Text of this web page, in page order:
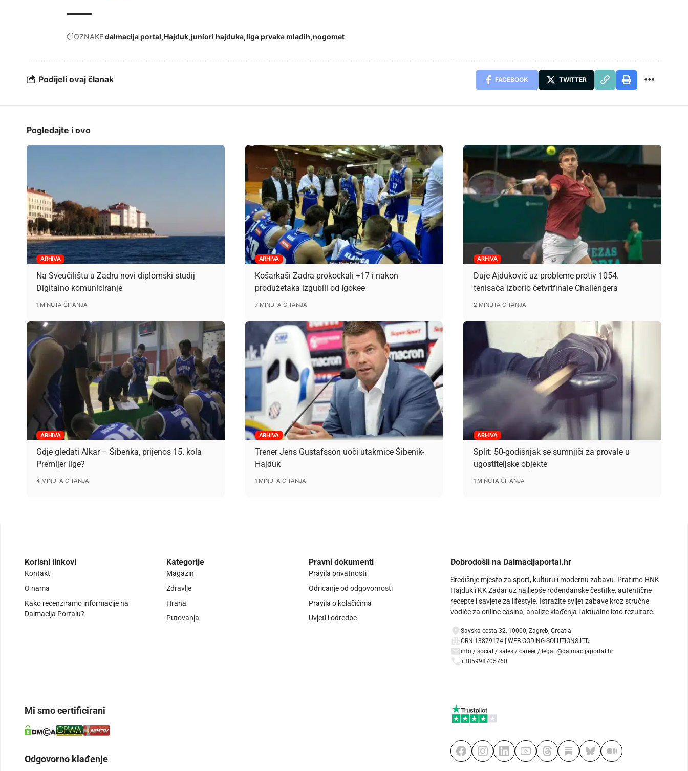
OZNAKEdalmacija portal Hajduk juniori hajduka liga prvaka mladih nogomet
Podijeli ovaj članak FACEBOOK TWITTER
Pogledajte i ovo
ARHIVA
Na Sveučilištu u Zadru novi diplomski studij
Digitalno komuniciranje
1 MINUTA ČITANJA
ARHIVA
Košarkaši Zadra prokockali +17 i nakon
produžetaka izgubili od Igokee
7 MINUTA ČITANJA
ARHIVA
Duje Ajduković uz probleme protiv 1054.
tenisača izborio četvrtfinale Challengera
2 MINUTA ČITANJA
ARHIVA
Gdje gledati Alkar – Šibenka, prijenos 15. kola
Premijer lige?
4 MINUTA ČITANJA
ARHIVA
Trener Jens Gustafsson uoči utakmice Šibenik-
Hajduk
1 MINUTA ČITANJA
ARHIVA
Split: 50-godišnjak se sumnjiči za provale u
ugostiteljske objekte
1 MINUTA ČITANJA
Korisni linkovi
Kontakt
O nama
Kako recenziramo informacije na
Dalmacija Portalu?
Kategorije
Magazin
Zdravlje
Hrana
Putovanja
Pravni dokumenti
Pravila privatnosti
Odricanje od odgovornosti
Pravila o kolačićima
Uvjeti i odredbe
Dobrodošli na Dalmacijaportal.hr
Središnje mjesto za sport, kulturu i modernu zabavu. Pratimo HNK
Hajduk i KK Zadar uz najljepše rođendanske čestitke, autentične
recepte i savjete za lifestyle. Istražite svijet zabave kroz stručne
vodiče za online casina, analize klađenja i aktualne loto rezultate.
Savska cesta 32, 10000, Zagreb, Croatia
CRN 13879174 | WEB CODING SOLUTIONS LTD
info / social / sales / career / legal @dalmacijaportal.hr
+385998705760
Mi smo certificirani
Odgovorno klađenje